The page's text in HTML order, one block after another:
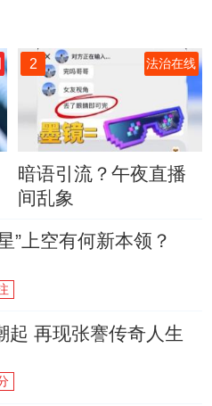
2 法治在线
暗语引流？午夜直播
间乱象
”上空有何新本领？
起 再现张謇传奇人生